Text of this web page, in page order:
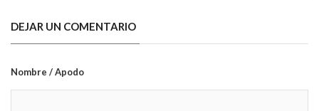
DEJAR UN COMENTARIO
Nombre / Apodo